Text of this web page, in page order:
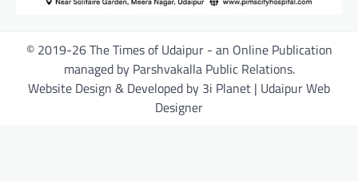
© 2019-26 The Times of Udaipur - an Online Publication
managed by Parshvakalla Public Relations.
Website Design & Developed by 3i Planet | Udaipur Web
Designer